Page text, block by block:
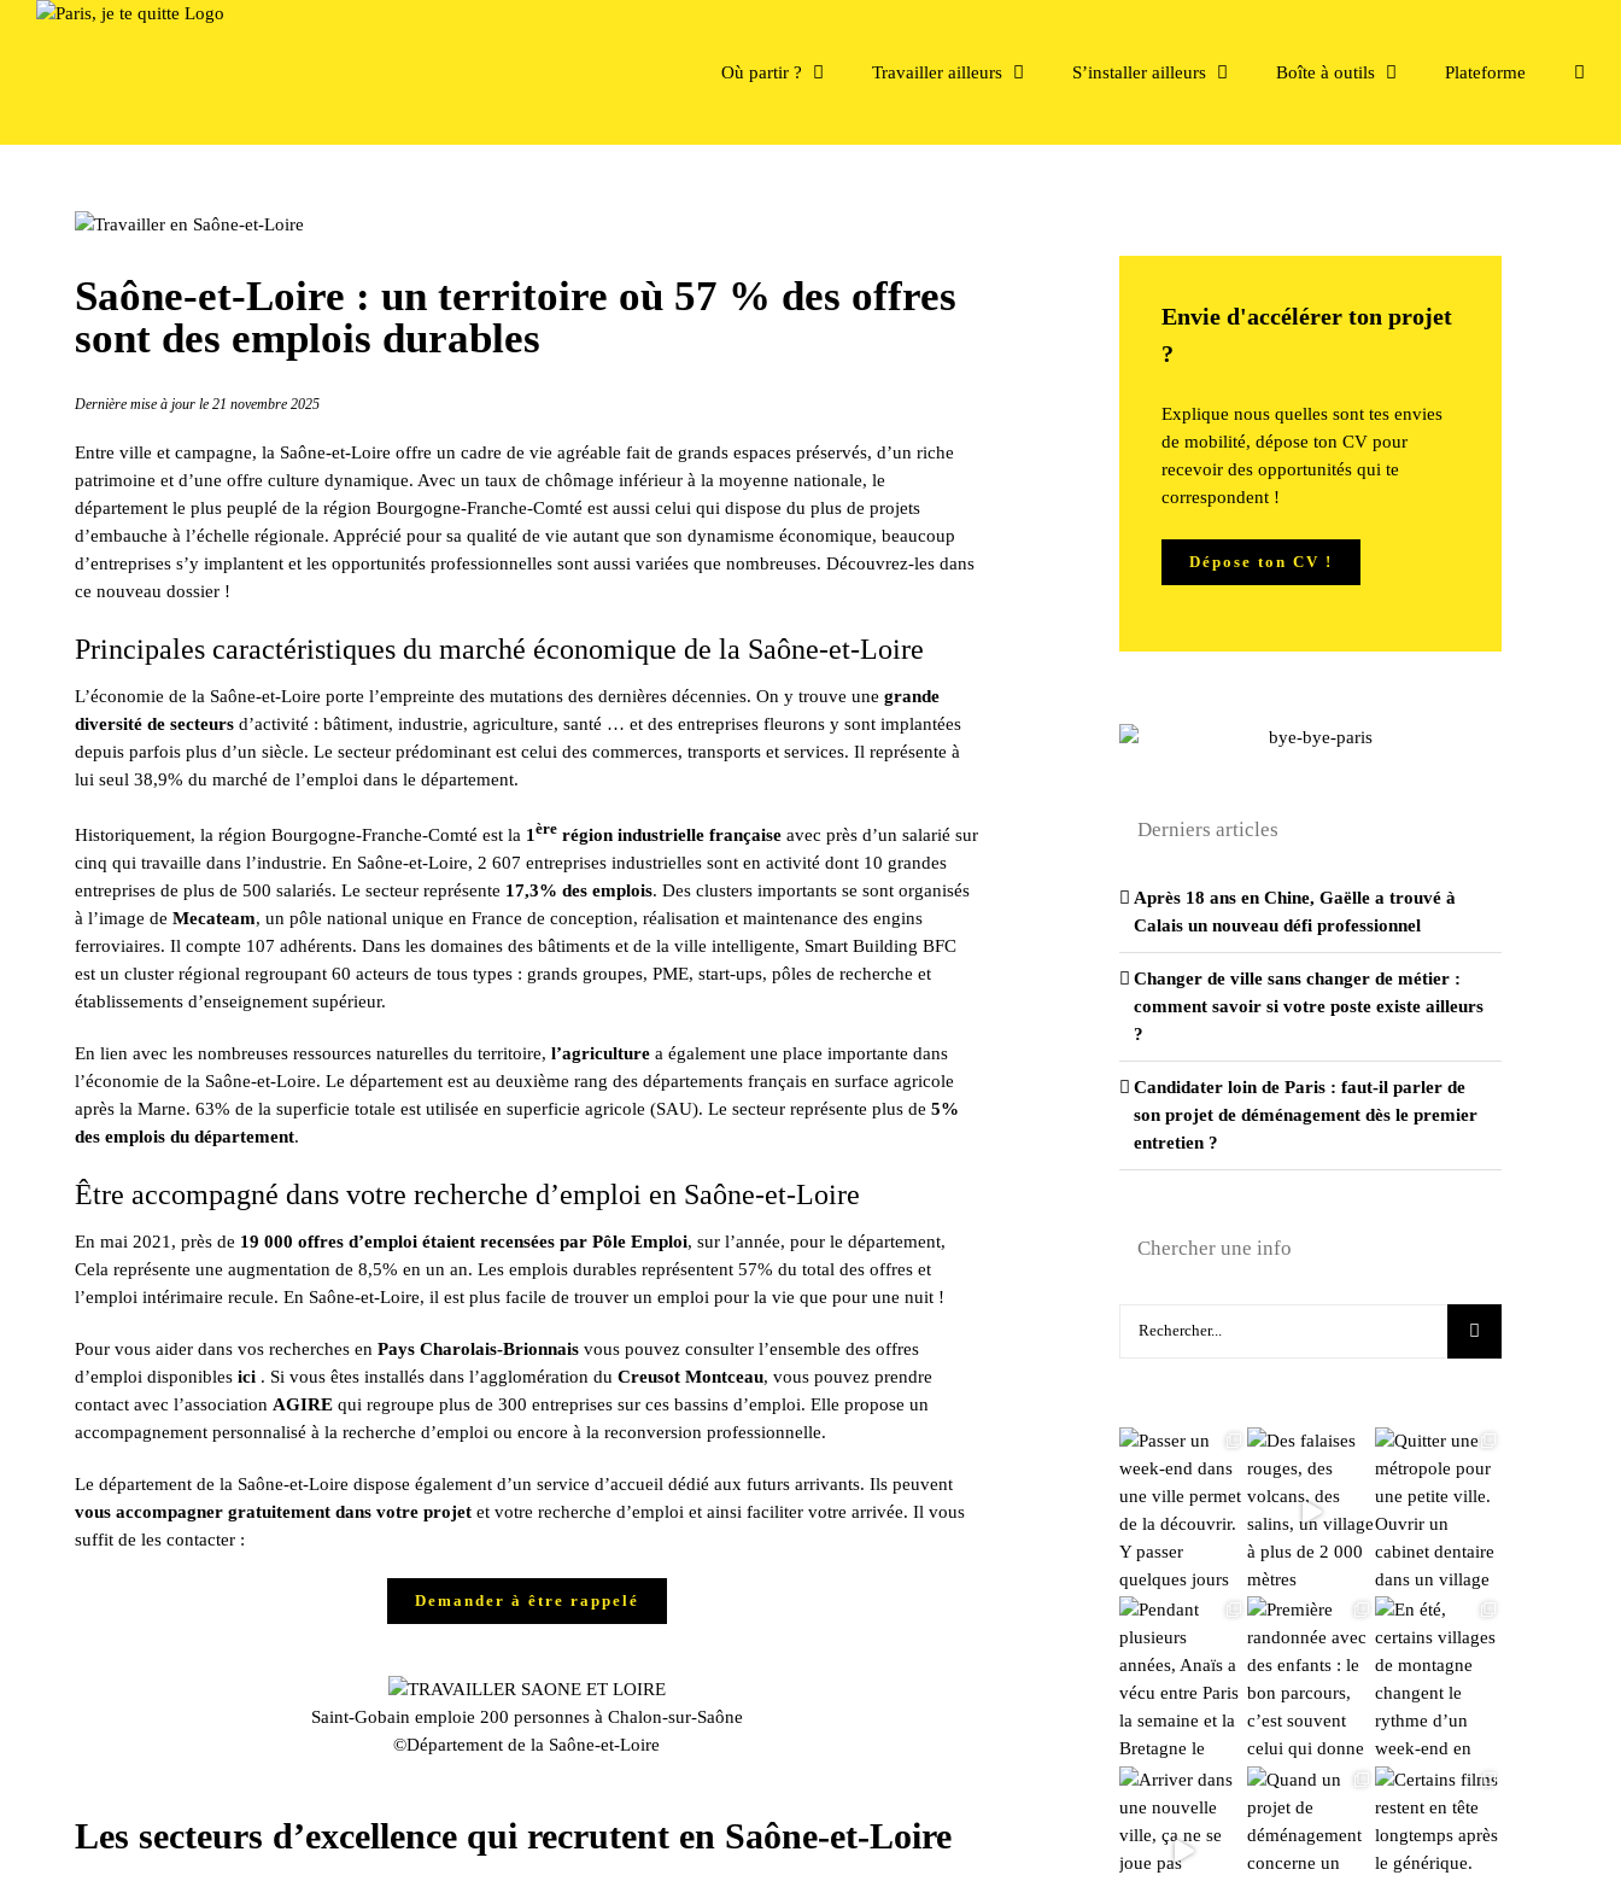
Passer
Où partir ? Travailler ailleurs S’installer ailleurs Boîte à outils Plateforme
Saône-et-Loire : un territoire où 57 % des offres
sont des emplois durables
Dernière mise à jour le 21 novembre 2025
Entre ville et campagne, la Saône-et-Loire offre un cadre de vie agréable fait de grands espaces préservés, d’un riche
patrimoine et d’une offre culture dynamique. Avec un taux de chômage inférieur à la moyenne nationale, le
département le plus peuplé de la région Bourgogne-Franche-Comté est aussi celui qui dispose du plus de projets
d’embauche à l’échelle régionale. Apprécié pour sa qualité de vie autant que son dynamisme économique, beaucoup
d’entreprises s’y implantent et les opportunités professionnelles sont aussi variées que nombreuses. Découvrez-les dans
ce nouveau dossier !
Principales caractéristiques du marché économique de la Saône-et-Loire
L’économie de la Saône-et-Loire porte l’empreinte des mutations des dernières décennies. On y trouve une grande
diversité de secteurs d’activité : bâtiment, industrie, agriculture, santé … et des entreprises fleurons y sont implantées
depuis parfois plus d’un siècle. Le secteur prédominant est celui des commerces, transports et services. Il représente à
lui seul 38,9% du marché de l’emploi dans le département.
Historiquement, la région Bourgogne-Franche-Comté est la 1 ère région industrielle française avec près d’un salarié sur
cinq qui travaille dans l’industrie. En Saône-et-Loire, 2 607 entreprises industrielles sont en activité dont 10 grandes
entreprises de plus de 500 salariés. Le secteur représente 17,3% des emplois. Des clusters importants se sont organisés
à l’image de Mecateam, un pôle national unique en France de conception, réalisation et maintenance des engins
ferroviaires. Il compte 107 adhérents. Dans les domaines des bâtiments et de la ville intelligente, Smart Building BFC
est un cluster régional regroupant 60 acteurs de tous types : grands groupes, PME, start-ups, pôles de recherche et
établissements d’enseignement supérieur.
En lien avec les nombreuses ressources naturelles du territoire, l’agriculture a également une place importante dans
l’économie de la Saône-et-Loire. Le département est au deuxième rang des départements français en surface agricole
après la Marne. 63% de la superficie totale est utilisée en superficie agricole (SAU). Le secteur représente plus de 5%
des emplois du département.
Être accompagné dans votre recherche d’emploi en Saône-et-Loire
En mai 2021, près de 19 000 offres d’emploi étaient recensées par Pôle Emploi, sur l’année, pour le département,
Cela représente une augmentation de 8,5% en un an. Les emplois durables représentent 57% du total des offres et
l’emploi intérimaire recule. En Saône-et-Loire, il est plus facile de trouver un emploi pour la vie que pour une nuit !
Pour vous aider dans vos recherches en Pays Charolais-Brionnais vous pouvez consulter l’ensemble des offres
d’emploi disponibles ici . Si vous êtes installés dans l’agglomération du Creusot Montceau, vous pouvez prendre
contact avec l’association AGIRE qui regroupe plus de 300 entreprises sur ces bassins d’emploi. Elle propose un
accompagnement personnalisé à la recherche d’emploi ou encore à la reconversion professionnelle.
Le département de la Saône-et-Loire dispose également d’un service d’accueil dédié aux futurs arrivants. Ils peuvent
vous accompagner gratuitement dans votre projet et votre recherche d’emploi et ainsi faciliter votre arrivée. Il vous
suffit de les contacter :
Demander à être rappelé
Saint-Gobain emploie 200 personnes à Chalon-sur-Saône
©Département de la Saône-et-Loire
Les secteurs d’excellence qui recrutent en Saône-et-Loire
Envie d'accélérer ton projet
?
Explique nous quelles sont tes envies
de mobilité, dépose ton CV pour
recevoir des opportunités qui te
correspondent !
Dépose ton CV !
Derniers articles
Après 18 ans en Chine, Gaëlle a trouvé à
Calais un nouveau défi professionnel
Changer de ville sans changer de métier :
comment savoir si votre poste existe ailleurs
?
Candidater loin de Paris : faut-il parler de
son projet de déménagement dès le premier
entretien ?
Chercher une info